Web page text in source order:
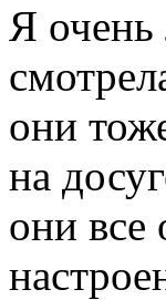
Я
они
на
они все